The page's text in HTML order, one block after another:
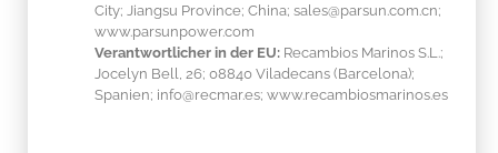
City; Jiangsu Province; China; sales@parsun.com.cn;
www.parsunpower.com
Verantwortlicher in der EU: Recambios Marinos S.L.;
Jocelyn Bell, 26; 08840 Viladecans (Barcelona);
Spanien; info@recmar.es; www.recambiosmarinos.es